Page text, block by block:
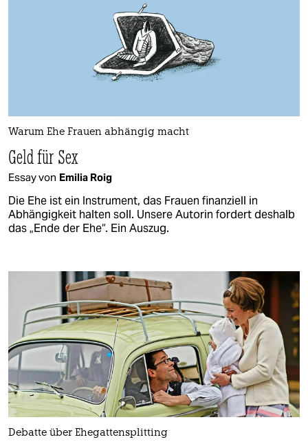
Warum Ehe Frauen abhängig macht
Geld für Sex
Essay von Emilia Roig
Die Ehe ist ein Instrument, das Frauen finanziell in
Abhängigkeit halten soll. Unsere Autorin fordert deshalb
das „Ende der Ehe“. Ein Auszug.
Debatte über Ehegattensplitting